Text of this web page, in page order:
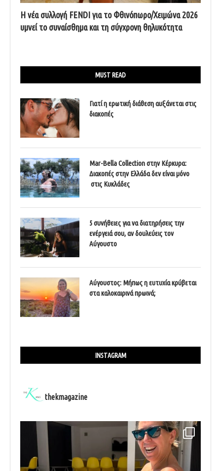
Η νέα συλλογή FENDI για το Φθινόπωρο/Χειμώνα 2026
υμνεί το συναίσθημα και τη σύγχρονη θηλυκότητα
MUST READ
Γιατί η ερωτική διάθεση αυξάνεται στις
διακοπές
Mar-Bella Collection στην Κέρκυρα:
Διακοπές στην Ελλάδα δεν είναι μόνο
στις Κυκλάδες
5 συνήθειες για να διατηρήσεις την
ενέργειά σου, αν δουλεύεις τον
Αύγουστο
Αύγουστος: Μήπως η ευτυχία κρύβεται
στα καλοκαιρινά πρωινά;
INSTAGRAM
thekmagazine